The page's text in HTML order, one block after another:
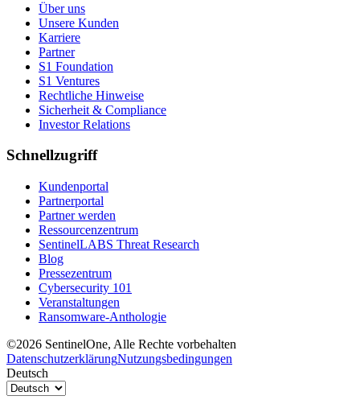
Über uns
Unsere Kunden
Karriere
Partner
S1 Foundation
S1 Ventures
Rechtliche Hinweise
Sicherheit & Compliance
Investor Relations
Schnellzugriff
Kundenportal
Partnerportal
Partner werden
Ressourcenzentrum
SentinelLABS Threat Research
Blog
Pressezentrum
Cybersecurity 101
Veranstaltungen
Ransomware-Anthologie
©2026 SentinelOne, Alle Rechte vorbehalten
DatenschutzerklärungNutzungsbedingungen
Deutsch